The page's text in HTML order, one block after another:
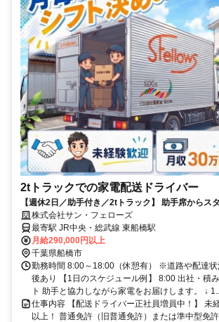
2tトラックでの家電配送ドライバー
【週休2日／助手付き／2tトラック】 助手席からス
心！夜勤なし・残業ほぼなし
株式会社サン・フェローズ
最寄駅 JR中央・総武線 東船橋駅
月給290,000円以上
千葉県船橋市
勤務時間 8:00～18:00（休憩有） ※道路や配達
後あり 【1日のスケジュール例】 8:00 出社・積
ト 助手と協力しながら家電をお届けします。 ↓ 1...
仕事内容 【配送ドライバー正社員増員中！】 未
以上！ 普通免許（旧普通免許）または準中型免